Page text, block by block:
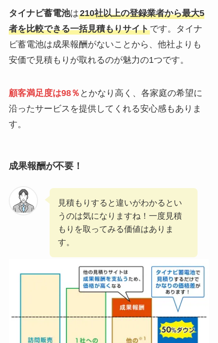
タイナビ蓄電池は210社以上の登録業者から最大5
者を比較できる一括見積もりサイトです。タイナ
ビ蓄電池は成果報酬がないことから、他社よりも
安価で見積もりが取れるのが魅力の1つです。
顧客満足度は98％ とかなり高く、各家庭の希望に
沿ったサービスを提供してくれる安心感もありま
す。
成果報酬が不要！
見積もりすると違いがわかるとい
うのは気になりますね！一度見積
もりを取ってみる価値はありま
す。